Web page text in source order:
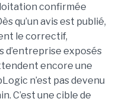
confirmée
qu’un avis est publié,
le correctif,
d’entreprise exposés
encore une
n’est pas devenu
C’est une cible de